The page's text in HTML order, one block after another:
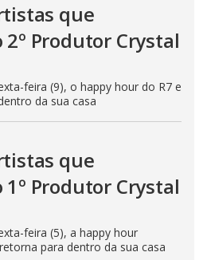
que
Produtor Crystal
feira (9), o happy hour do R7 e
da sua casa
que
Produtor Crystal
feira (5), a happy hour
para dentro da sua casa